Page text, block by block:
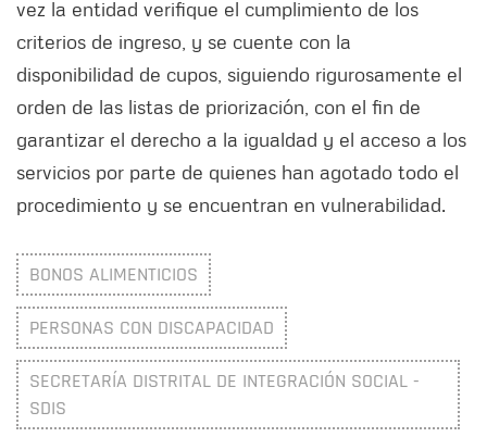
vez la entidad verifique el cumplimiento de los
criterios de ingreso, y se cuente con la
disponibilidad de cupos, siguiendo rigurosamente el
orden de las listas de priorización, con el fin de
garantizar el derecho a la igualdad y el acceso a los
servicios por parte de quienes han agotado todo el
procedimiento y se encuentran en vulnerabilidad.
BONOS ALIMENTICIOS
PERSONAS CON DISCAPACIDAD
SECRETARÍA DISTRITAL DE INTEGRACIÓN SOCIAL -
SDIS